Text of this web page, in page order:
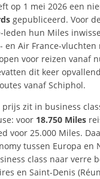
op 1 mei 2026 een
gepubliceerd. Voor
leden hun Miles
en Air France-vluchten
voor reizen vanaf
dit keer
vanaf Schiphol.
zit in business
voor 18.750 Miles
voor 25.000 Miles.
tussen Europa en
class naar verre
en Saint-Denis